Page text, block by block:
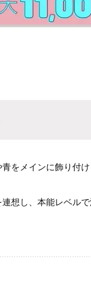
をメインに飾り付け
想し、本能レベル